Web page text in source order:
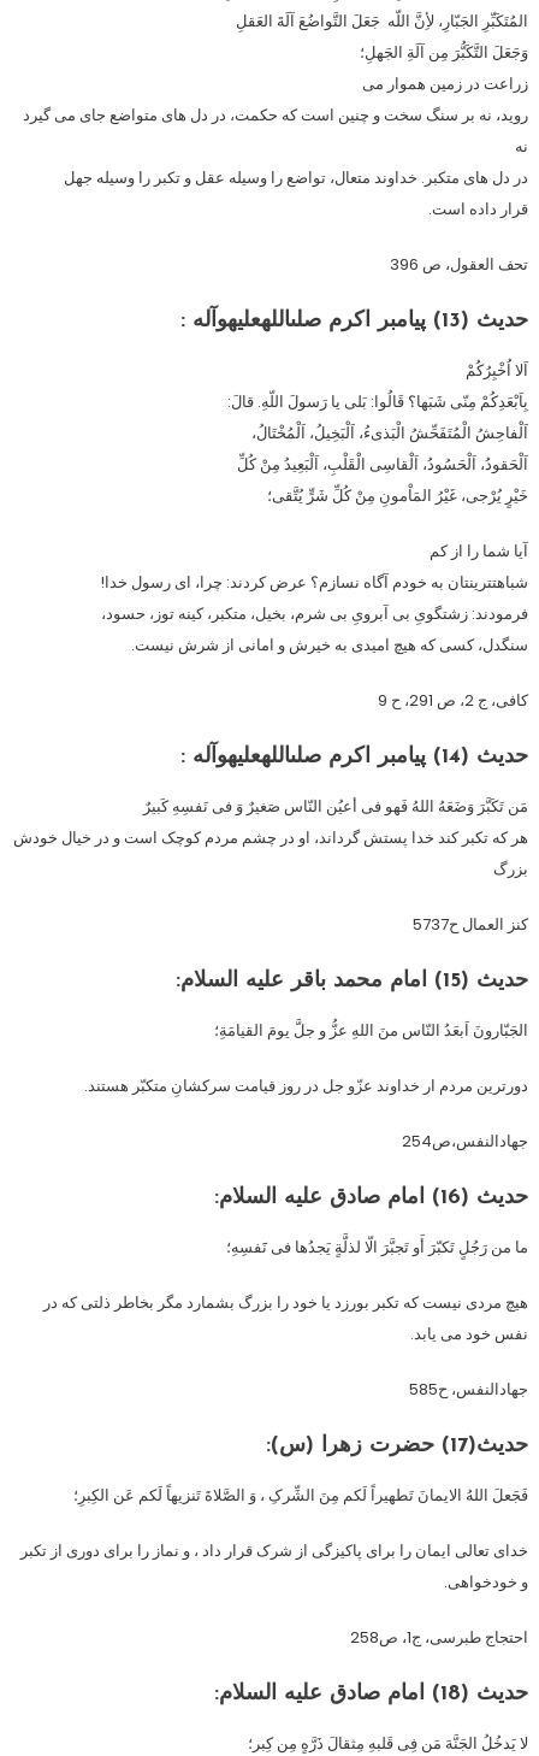
المُتَکَبِّرِ الجَبّارِ، لأِنَّ اللّه جَعَلَ التَّواضُعَ آلَةَ العَقلِ
وَجَعَلَ التَّکَبُّرَ مِن آلَةِ الجَهلِ؛
زراعت در زمین هموار مى
روید، نه بر سنگ سخت و چنین است که حکمت، در دل هاى متواضع جاى مى گیرد
نه
در دل هاى متکبر. خداوند متعال، تواضع را وسیله عقل و تکبر را وسیله جهل
قرار داده است.
تحف العقول، ص 396
حدیث (13) پیامبر اکرم صلى‏الله‏علیه‏و‏آله :
اَلا اُخْبِرُکُمْ
بِاَبْعَدِکُمْ مِنّى شَبَها؟ قَالُوا: بَلى یا رَسولَ اللّه‏ِ. قالَ:
اَلْفاحِشُ الْمُتَفَحِّشُ الْبَذى‏ءُ، اَلْبَخِیلُ، اَلْمُخْتَالُ،
اَلْحَقودُ، اَلْحَسُودُ، اَلْقاسِى الْقَلْبِ، اَلْبَعِیدُ مِنْ کُلِّ
خَیْرٍ یُرْجى، غَیْرُ المَاْمونِ مِنْ کُلِّ شَرٍّ یُتَّقى؛
آیا شما را از کم
شباهت‏ترینتان به خودم آگاه نسازم؟ عرض کردند: چرا، اى رسول خدا!
فرمودند: زشتگوىِ بى آبروىِ بى شرم، بخیل، متکبر، کینه توز، حسود،
سنگدل، کسى که هیچ امیدى به خیرش و امانى از شرش نیست.
کافى، ج 2، ص 291، ح 9
حدیث (14) پیامبر اکرم صلى‏الله‏علیه‏و‏آله :
مَن تَکَبَّرَ وَضَعَهُ اللهُ فَهو فی أعیُن النّاس صَغیرٌ وَ فی نَفسِهِ کَبیرٌ
هر که تکبر کند خدا پستش گرداند، او در چشم مردم کوچک است و در خیال خودش
بزرگ
کنز العمال ح5737
حدیث (15) امام محمد باقر علیه السلام:
الجَبّارونَ اَبعَدُ النّاس منَ اللهِ عزُّ و جلَّ یومَ القیامَةِ؛
دورترین مردم ار خداوند عزّو جل در روز قیامت سرکشانِ متکبّر هستند.
جهادالنفس،ص254
حدیث (16) امام صادق علیه السلام:
ما من رَجُلٍ تَکبّرَ أَو تَجبَّرَ الّا لذلَّةٍ یَجدُها فی نََفسِهِ؛
هیچ مردی نیست که تکبر بورزد یا خود را بزرگ بشمارد مگر بخاطر ذلتی که در
نفس خود می یابد.
جهادالنفس، ح585
حدیث(17) حضرت زهرا (س):
فَجَعلَ اللهُ الایمانَ تَطهیراً لَکم مِنَ الشِّرکِ ، وَ الصَّلاةَ تَنزیهاً لَکم عَن الکِبرِ؛
خدای تعالی ایمان را برای پاکیزگی از شرک قرار داد ، و نماز را برای دوری از تکبر
و خودخواهی.
احتجاج طبرسی، ج1، ص258
حدیث (18) امام صادق علیه السلام:
لا یَدخُلُ الجَنَّهَ مَن فِی قَلبهِ مِثقالَ ذَرَّهٍ مِن کِبر؛